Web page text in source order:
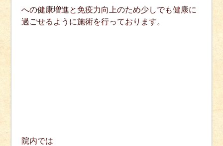
への健康増進と免疫力向上のため少しでも健康に
過ごせるように施術を行っております。
院内では